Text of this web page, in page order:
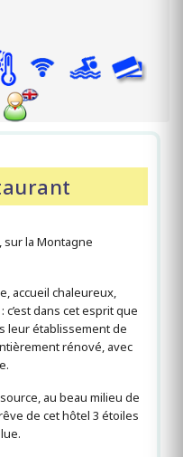
sur la Montagne
accueil chaleureux,
dans cet esprit que
leur établissement de
rénové, avec
au beau milieu de
de cet hôtel 3 étoiles